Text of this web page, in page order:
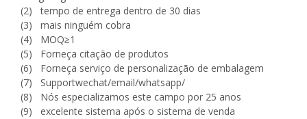
(2) tempo de entrega dentro de 30 dias
(3) mais ninguém cobra
(4) MOQ≥1
(5) Forneça citação de produtos
(6) Forneça serviço de personalização de embalagem
(7) Supportwechat/email/whatsapp/
(8) Nós especializamos este campo por 25 anos
(9) excelente sistema após o sistema de venda